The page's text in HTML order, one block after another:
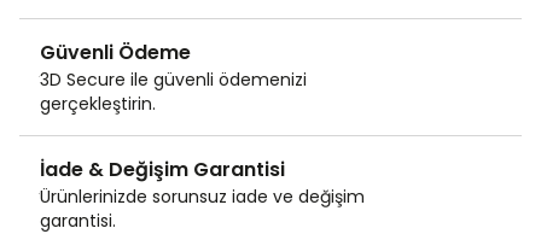
Güvenli Ödeme
3D Secure ile güvenli ödemenizi
gerçekleştirin.
İade & Değişim Garantisi
Ürünlerinizde sorunsuz iade ve değişim
garantisi.